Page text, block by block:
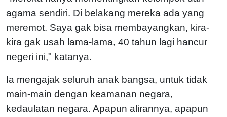
agama sendiri. Di belakang mereka ada yang
meremot. Saya gak bisa membayangkan, kira-
kira gak usah lama-lama, 40 tahun lagi hancur
negeri ini," katanya.
Ia mengajak seluruh anak bangsa, untuk tidak
main-main dengan keamanan negara,
kedaulatan negara. Apapun alirannya, apapun